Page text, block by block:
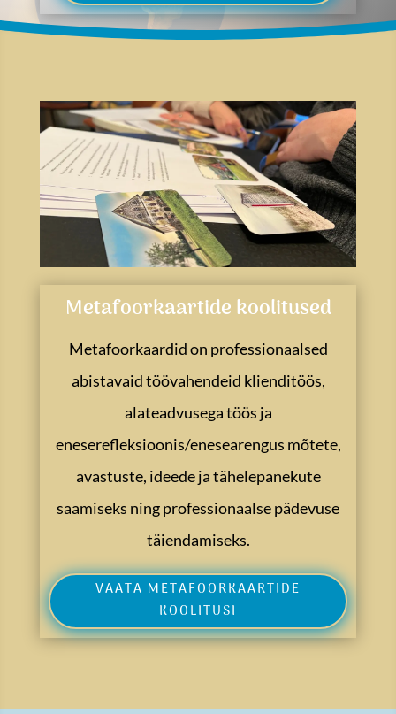
Metafoorkaartide koolitused
Metafoorkaardid on professionaalsed
abistavaid töövahendeid klienditöös,
alateadvusega töös ja
eneserefleksioonis/enesearengus mõtete,
avastuste, ideede ja tähelepanekute
saamiseks ning professionaalse pädevuse
täiendamiseks.
VAATA METAFOORKAARTIDE
KOOLITUSI